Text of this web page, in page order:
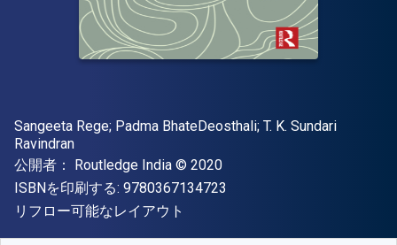
著者
Sangeeta Rege; ‎Padma BhateDeosthali; ‎T. K. Sundari
Ravindran
出版社
公開者： Routledge India 著作権
© 2020
ISBNを印刷する: 9780367134723
形式
リフロー可能なレイアウト